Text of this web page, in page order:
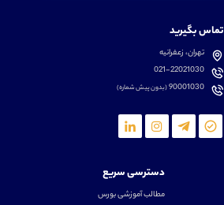
تماس بگیرید
تهران، زعفرانیه
021-22021030
90001030(بدون پیش شماره)
دسترسی سریع
مطالب آموزشی بورس